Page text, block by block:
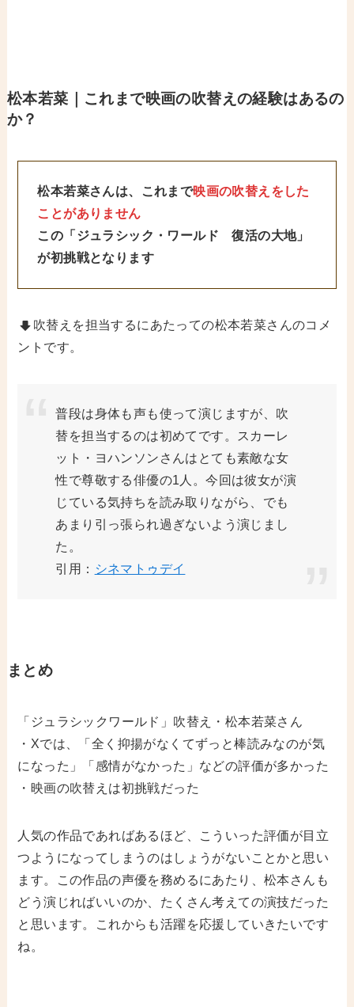
松本若菜｜これまで映画の吹替えの経験はあるの
か？
松本若菜さんは、これまで映画の吹替えをした
ことがありません
この「ジュラシック・ワールド 復活の大地」
が初挑戦となります
吹替えを担当するにあたっての松本若菜さんのコメ
ントです。
普段は身体も声も使って演じますが、吹
替を担当するのは初めてです。スカーレ
ット・ヨハンソンさんはとても素敵な女
性で尊敬する俳優の1人。今回は彼女が演
じている気持ちを読み取りながら、でも
あまり引っ張られ過ぎないよう演じまし
た。
引用： シネマトゥデイ
まとめ
「ジュラシックワールド」吹替え・松本若菜さん
・Xでは、「全く抑揚がなくてずっと棒読みなのが気
になった」「感情がなかった」などの評価が多かった
・映画の吹替えは初挑戦だった
人気の作品であればあるほど、こういった評価が目立
つようになってしまうのはしょうがないことかと思い
ます。この作品の声優を務めるにあたり、松本さんも
どう演じればいいのか、たくさん考えての演技だった
と思います。これからも活躍を応援していきたいです
ね。